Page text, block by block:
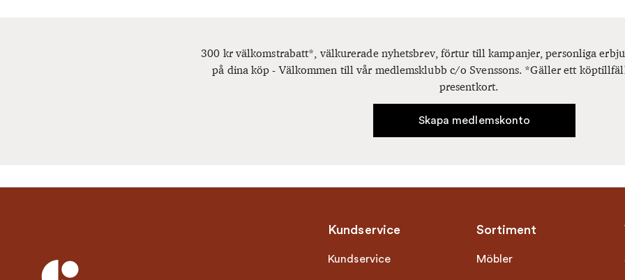
300 kr välkomstrabatt*, välkurerade nyhetsbrev, förtur till kampanjer, personliga
på dina köp - Välkommen till vår medlemsklubb c/o Svenssons. *Gäller ett
presentkort.
Skapa medlemskonto
Kundservice
Kundservice
Sortiment
Möbler